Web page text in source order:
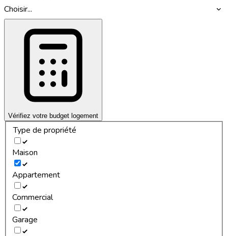
Choisir...
Vérifiez votre budget logement
Type de propriété
Maison
Appartement
Commercial
Garage